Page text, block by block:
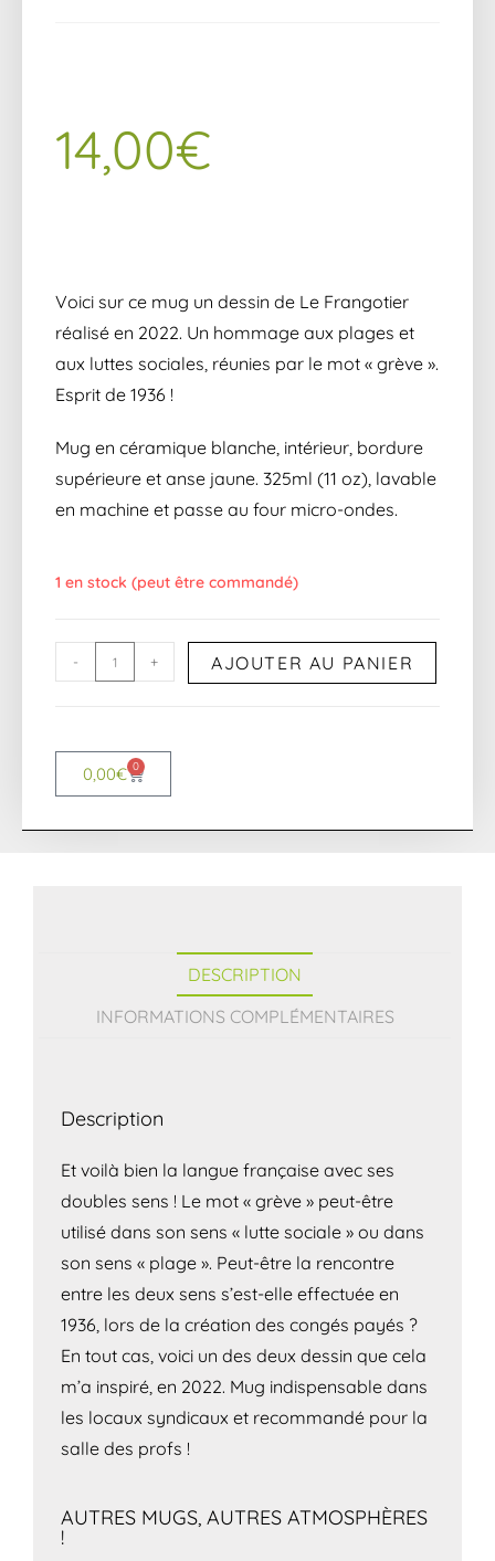
14,00€
Voici sur ce mug un dessin de Le Frangotier
réalisé en 2022. Un hommage aux plages et
aux luttes sociales, réunies par le mot « grève ».
Esprit de 1936 !
Mug en céramique blanche, intérieur, bordure
supérieure et anse jaune. 325ml (11 oz), lavable
en machine et passe au four micro-ondes.
1 en stock (peut être commandé)
- + AJOUTER AU PANIER
0,00€ 0
DESCRIPTION
INFORMATIONS COMPLÉMENTAIRES
Description
Et voilà bien la langue française avec ses
doubles sens ! Le mot « grève » peut-être
utilisé dans son sens « lutte sociale » ou dans
son sens « plage ». Peut-être la rencontre
entre les deux sens s’est-elle effectuée en
1936, lors de la création des congés payés ?
En tout cas, voici un des deux dessin que cela
m’a inspiré, en 2022. Mug indispensable dans
les locaux syndicaux et recommandé pour la
salle des profs !
AUTRES MUGS, AUTRES ATMOSPHÈRES
!